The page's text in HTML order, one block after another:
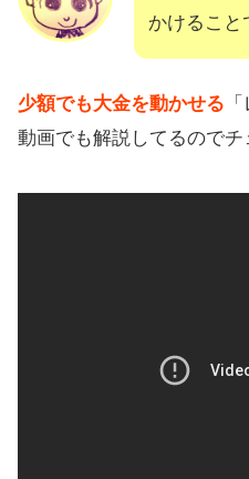
かけること
少額でも大金を動かせる
動画でも解説してるのでチ